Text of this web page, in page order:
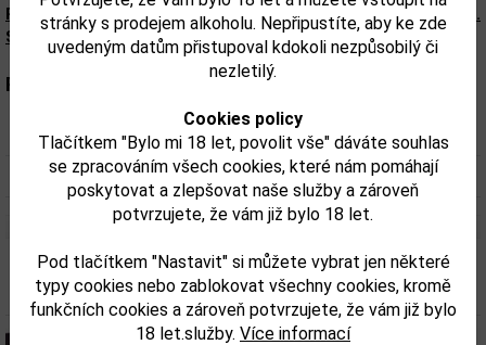
stránky s prodejem alkoholu. Nepřipustíte, aby ke zde
uvedeným datům přistupoval kdokoli nezpůsobilý či
nezletilý.
Cookies policy
Tlačítkem "Bylo mi 18 let, povolit vše" dáváte souhlas
se zpracováním všech cookies, které nám pomáhají
poskytovat a zlepšovat naše služby a zároveň
potvrzujete, že vám již bylo 18 let.
Pod tlačítkem "Nastavit" si můžete vybrat jen některé
typy cookies nebo zablokovat všechny cookies, kromě
funkčních cookies a zároveň potvrzujete, že vám již bylo
18 let.služby. Více informací
Presné zloženie a alergény sú k dispozícii na obale výrobku.
Skontrolujte prosím pred konzumáciou.
Parametry:
Obsah alkoholu obj. %: 40
Objem obalu (L): 1,5
Související zboží